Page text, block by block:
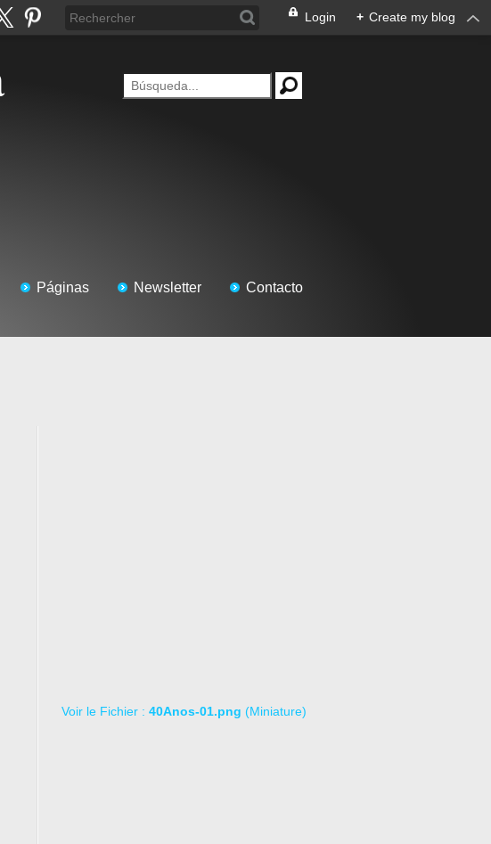
Login + Create my blog
Páginas Newsletter Contacto
Voir le Fichier : 40Anos-01.png (Miniature)